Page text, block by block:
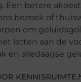
Een betere
bezoek of
om
latten aan de
en alledaagse